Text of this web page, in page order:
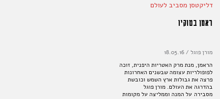
דליקטסן מסביב לעולם
ראמן בטוקיו
מורן פוגל /
18.05.16
הראמן, מנת מרק האטריות היפנית, זוכה
לפופולריות עצומה שבשנים האחרונות
פרצה את גבולות ארץ השמש וכובשת
בהדרגה את העולם. מורן פוגל
מסבירה על המנה וממליצה על מקומות